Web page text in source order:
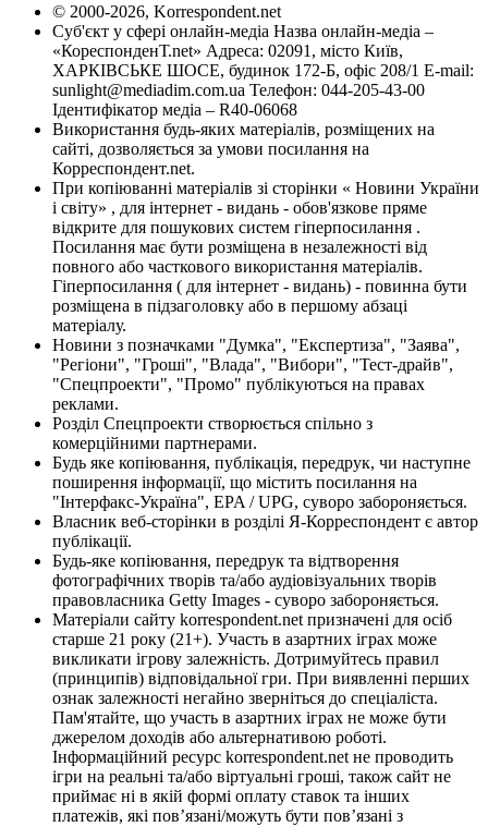
© 2000-2026, Korrespondent.net
Суб'єкт у сфері онлайн-медіа Назва онлайн-медіа –
«КореспонденТ.net» Адреса: 02091, місто Київ,
ХАРКІВСЬКЕ ШОСЕ, будинок 172-Б, офіс 208/1 E-mail:
sunlight@mediadim.com.ua Телефон: 044-205-43-00
Ідентифікатор медіа – R40-06068
Використання будь-яких матеріалів, розміщених на
сайті, дозволяється за умови посилання на
Корреспондент.net.
При копіюванні матеріалів зі сторінки « Новини України
і світу» , для інтернет - видань - обов'язкове пряме
відкрите для пошукових систем гіперпосилання .
Посилання має бути розміщена в незалежності від
повного або часткового використання матеріалів.
Гіперпосилання ( для інтернет - видань) - повинна бути
розміщена в підзаголовку або в першому абзаці
матеріалу.
Новини з позначками "Думка", "Експертиза", "Заява",
"Регіони", "Гроші", "Влада", "Вибори", "Тест-драйв",
"Спецпроекти", "Промо" публікуються на правах
реклами.
Розділ Спецпроекти створюється спільно з
комерційними партнерами.
Будь яке копіювання, публікація, передрук, чи наступне
поширення інформації, що містить посилання на
"Інтерфакс-Україна", EPA / UPG, суворо забороняється.
Власник веб-сторінки в розділі Я-Корреспондент є автор
публікації.
Будь-яке копіювання, передрук та відтворення
фотографічних творів та/або аудіовізуальних творів
правовласника Getty Images - суворо забороняється.
Матеріали сайту korrespondent.net призначені для осіб
старше 21 року (21+). Участь в азартних іграх може
викликати ігрову залежність. Дотримуйтесь правил
(принципів) відповідальної гри. При виявленні перших
ознак залежності негайно зверніться до спеціаліста.
Пам'ятайте, що участь в азартних іграх не може бути
джерелом доходів або альтернативою роботі.
Інформаційний ресурс korrespondent.net не проводить
ігри на реальні та/або віртуальні гроші, також сайт не
приймає ні в якій формі оплату ставок та інших
платежів, які пов’язані/можуть бути пов’язані з